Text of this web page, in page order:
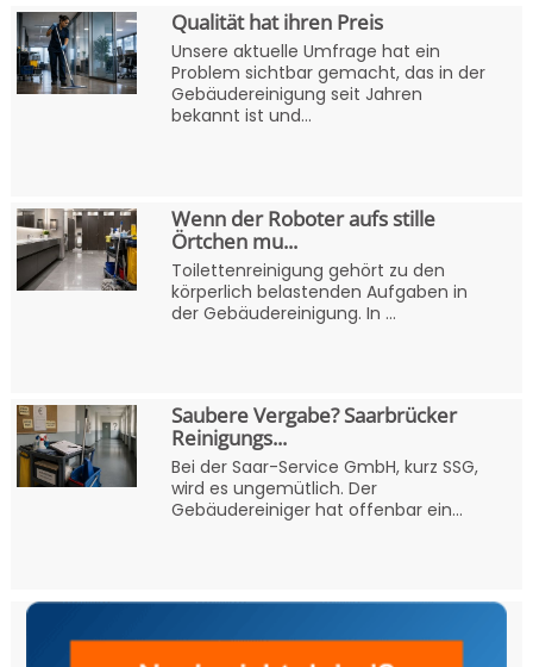
Qualität hat ihren Preis
Unsere aktuelle Umfrage hat ein
Problem sichtbar gemacht, das in der
Gebäudereinigung seit Jahren
bekannt ist und...
Wenn der Roboter aufs stille
Örtchen mu...
Toilettenreinigung gehört zu den
körperlich belastenden Aufgaben in
der Gebäudereinigung. In ...
Saubere Vergabe? Saarbrücker
Reinigungs...
Bei der Saar-Service GmbH, kurz SSG,
wird es ungemütlich. Der
Gebäudereiniger hat offenbar ein...